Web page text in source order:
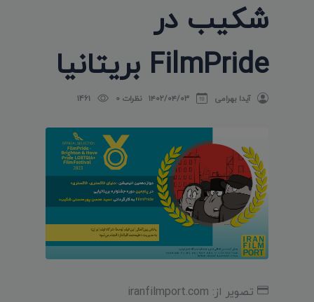
شکیب در
FilmPride بریتانیا
آیدا بهرامی ۱۴۰۲/۰۴/۰۳ نظرات 0 1461
تصویر از: iranfilmport.com